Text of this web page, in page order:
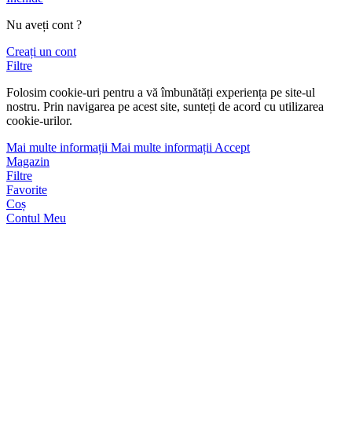
Nu aveți cont ?
Creați un cont
Filtre
Folosim cookie-uri pentru a vă îmbunătăți experiența pe site-ul
nostru. Prin navigarea pe acest site, sunteți de acord cu utilizarea
cookie-urilor.
Mai multe informații Mai multe informații Accept
Magazin
Filtre
Favorite
Coș
Contul Meu